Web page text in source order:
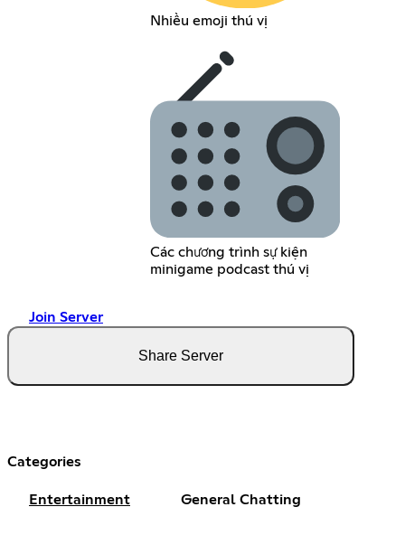
Nhiều emoji thú vị
Các chương trình sự kiện
minigame podcast thú vị
Join Server
Share Server
Categories
Entertainment General Chatting